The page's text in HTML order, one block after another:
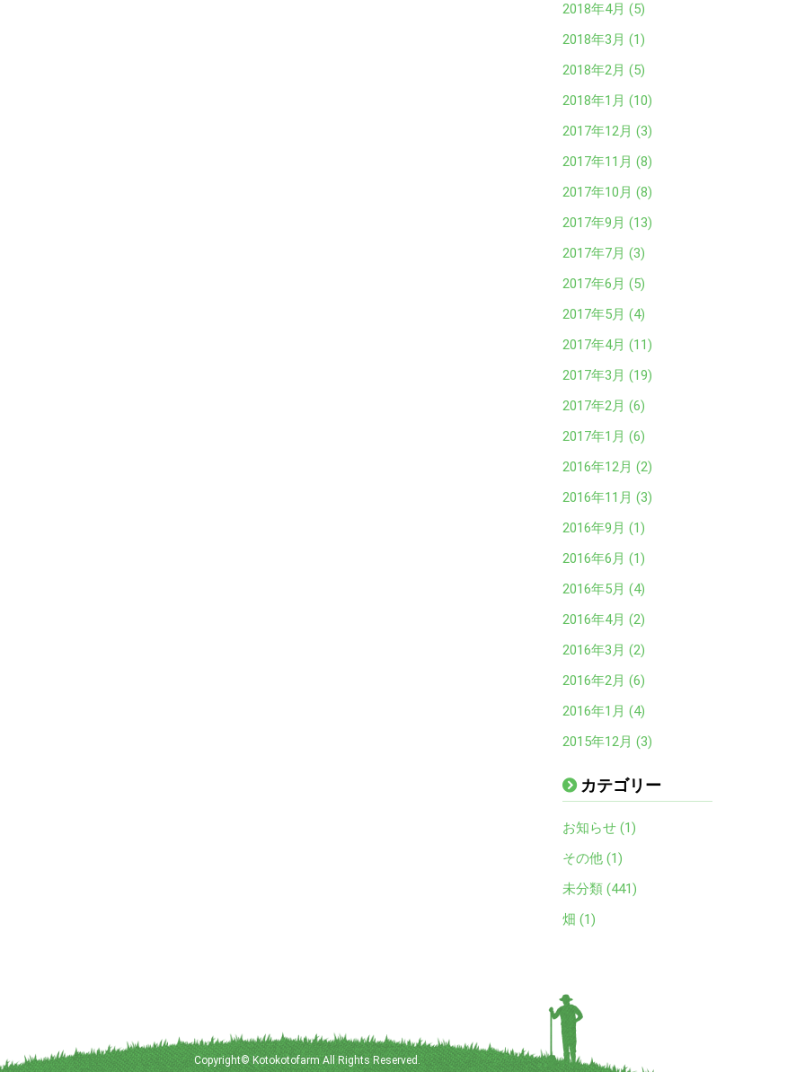
2018年4月 (5)
2018年3月 (1)
2018年2月 (5)
2018年1月 (10)
2017年12月 (3)
2017年11月 (8)
2017年10月 (8)
2017年9月 (13)
2017年7月 (3)
2017年6月 (5)
2017年5月 (4)
2017年4月 (11)
2017年3月 (19)
2017年2月 (6)
2017年1月 (6)
2016年12月 (2)
2016年11月 (3)
2016年9月 (1)
2016年6月 (1)
2016年5月 (4)
2016年4月 (2)
2016年3月 (2)
2016年2月 (6)
2016年1月 (4)
2015年12月 (3)
カテゴリー
お知らせ (1)
その他 (1)
未分類 (441)
畑 (1)
Copyright© Kotokotofarm All Rights Reserved.